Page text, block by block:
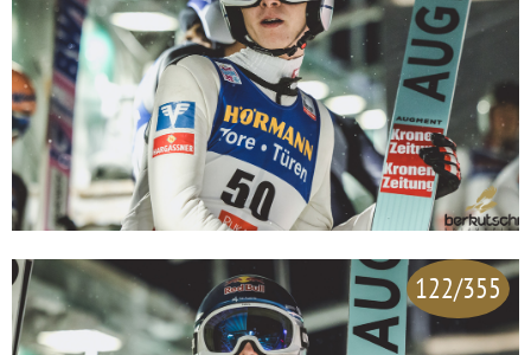
122/355